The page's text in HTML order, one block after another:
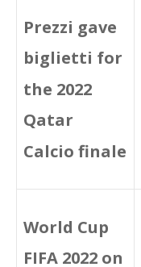
Prezzi gave
biglietti for
the 2022
Qatar
Calcio finale
World Cup
FIFA 2022 on